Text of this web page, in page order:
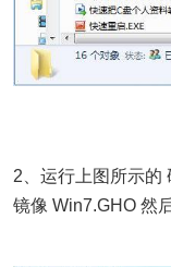
2、运行上图所示的
镜像 Win7.GHO 然